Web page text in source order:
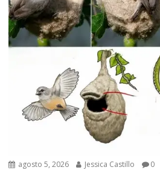
agosto 5, 2026 Jessica Castillo 0